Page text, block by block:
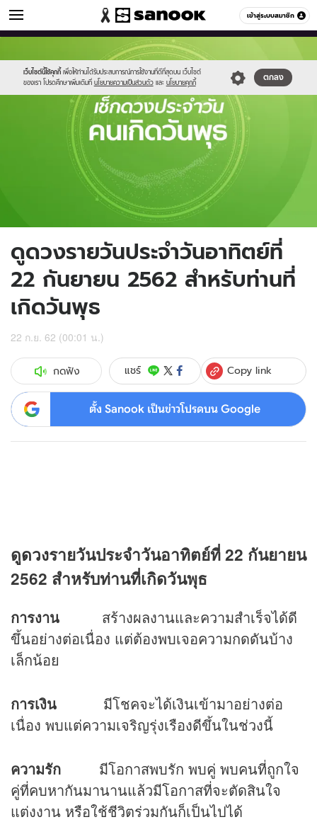
เข้าสู่ระบบสมาชิก
ดูดวง หมวดอื่นๆ
เว็บไซต์นี้ใช้คุกกี้ เพื่อให้ท่านได้รับประสบการณ์การใช้งานที่ดีที่สุดบน เว็บไซต์
ของเรา โปรดศึกษาเพิ่มเติมที่ นโยบายความเป็นส่วนตัว และ นโยบายคุกกี้
ตกลง
//s.isanook.com/sr/0/images/logo-
new-
sanook.png
//s.isanook.com/ho/0/ud/fxd/day/wednesday.jpg
ดูดวงรายวันประจำวันอาทิตย์ที่
22 กันยายน 2562 สำหรับท่านที่
เกิดวันพุธ
22 ก.ย. 62 (00:01 น.)
กดฟัง แชร์ Copy link
ตั้ง Sanook เป็นข่าวโปรดบน Google
ดูดวงรายวันประจำวันอาทิตย์ที่ 22 กันยายน
2562 สำหรับท่านที่เกิดวันพุธ
การงาน สร้างผลงานและความสำเร็จได้ดี
ขึ้นอย่างต่อเนื่อง แต่ต้องพบเจอความกดดันบ้าง
เล็กน้อย
การเงิน มีโชคจะได้เงินเข้ามาอย่างต่อ
เนื่อง พบแต่ความเจริญรุ่งเรืองดีขึ้นในช่วงนี้
ความรัก มีโอกาสพบรัก พบคู่ พบคนที่ถูกใจ
คู่ที่คบหากันมานานแล้วมีโอกาสที่จะตัดสินใจ
แต่งงาน หรือใช้ชีวิตร่วมกันก็เป็นไปได้